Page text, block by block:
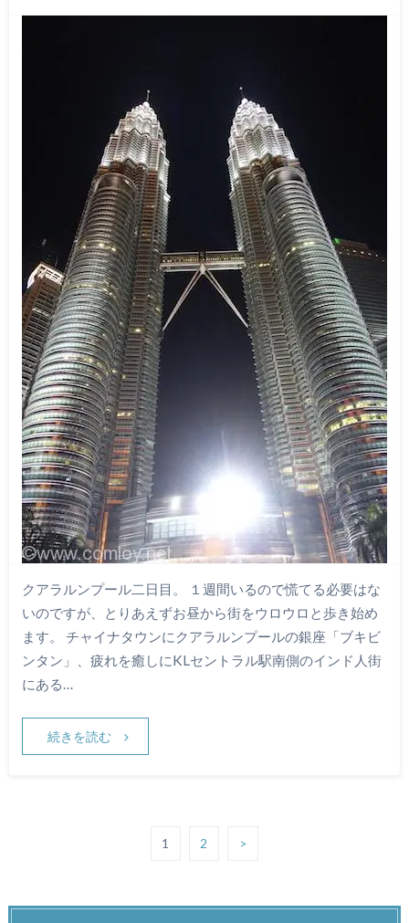
クアラルンプール二日目。 １週間いるので慌てる必要はな
いのですが、とりあえずお昼から街をウロウロと歩き始め
ます。 チャイナタウンにクアラルンプールの銀座「ブキビ
ンタン」、疲れを癒しにKLセントラル駅南側のインド人街
にある…
続きを読む
1 2 >